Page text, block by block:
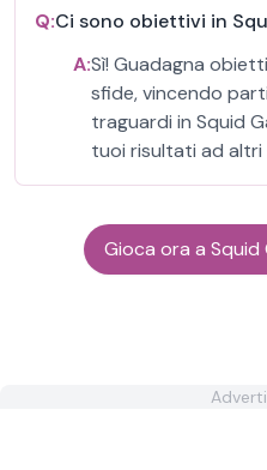
Q:Ci sono obiettivi in
A:Sì! Guadagna
sfide, vincendo
traguardi in Squid
tuoi risultati ad altri
Gioca ora a Squid